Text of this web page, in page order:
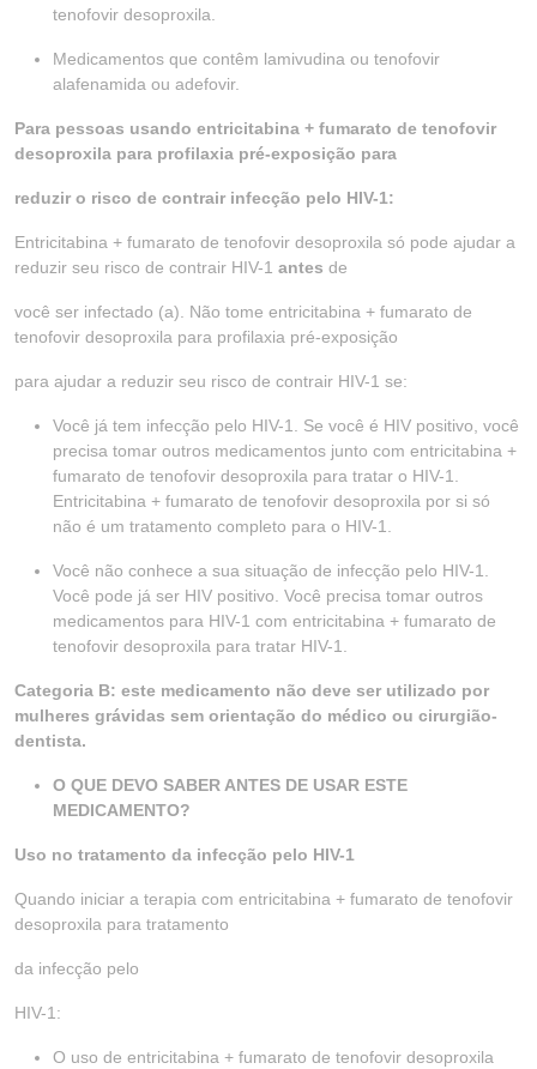
tenofovir desoproxila.
Medicamentos que contêm lamivudina ou tenofovir
alafenamida ou adefovir.
Para pessoas usando entricitabina + fumarato de tenofovir
desoproxila para profilaxia pré-exposição para
reduzir o risco de contrair infecção pelo HIV-1:
Entricitabina + fumarato de tenofovir desoproxila só pode ajudar a
reduzir seu risco de contrair HIV-1 antes de
você ser infectado (a). Não tome entricitabina + fumarato de
tenofovir desoproxila para profilaxia pré-exposição
para ajudar a reduzir seu risco de contrair HIV-1 se:
Você já tem infecção pelo HIV-1. Se você é HIV positivo, você
precisa tomar outros medicamentos junto com entricitabina +
fumarato de tenofovir desoproxila para tratar o HIV-1.
Entricitabina + fumarato de tenofovir desoproxila por si só
não é um tratamento completo para o HIV-1.
Você não conhece a sua situação de infecção pelo HIV-1.
Você pode já ser HIV positivo. Você precisa tomar outros
medicamentos para HIV-1 com entricitabina + fumarato de
tenofovir desoproxila para tratar HIV-1.
Categoria B: este medicamento não deve ser utilizado por
mulheres grávidas sem orientação do médico ou cirurgião-
dentista.
O QUE DEVO SABER ANTES DE USAR ESTE
MEDICAMENTO?
Uso no tratamento da infecção pelo HIV-1
Quando iniciar a terapia com entricitabina + fumarato de tenofovir
desoproxila para tratamento
da infecção pelo
HIV-1:
O uso de entricitabina + fumarato de tenofovir desoproxila